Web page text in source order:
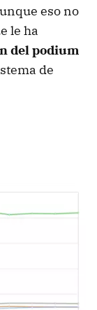
eso no
le ha
del podium
de